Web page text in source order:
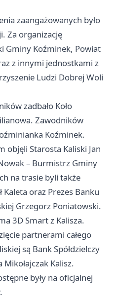
zaangażowanych było
Za organizację
Gminy Koźminek, Powiat
z innymi jednostkami z
Ludzi Dobrej Woli
zadbało Koło
Zawodników
Koźminek.
objęli Starosta Kaliski Jan
– Burmistrz Gminy
na trasie byli także
Kaleta oraz Prezes Banku
Grzegorz Poniatowski.
3D Smart z Kalisza.
partnerami całego
są Bank Spółdzielczy
Kalisz.
były na oficjalnej